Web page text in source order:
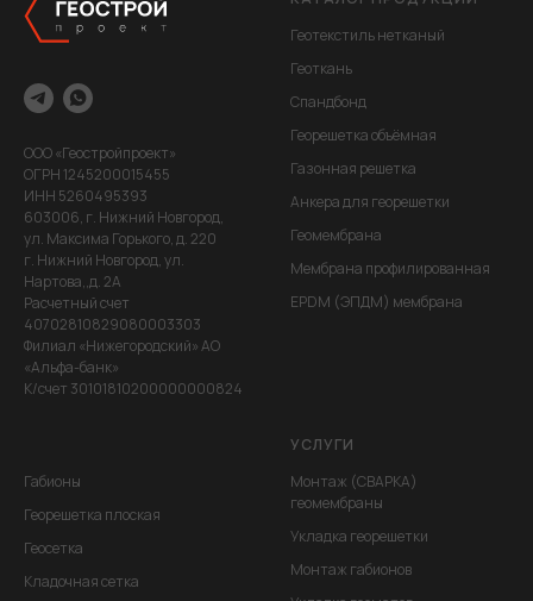
ООО «Геостройпроект»
ОГРН 1245200015455
ИНН 5260495393
603006, г. Нижний Новгород,
ул. Максима Горького, д. 220
г. Нижний Новгород, ул.
Нартова,,д. 2А
Расчетный счет
40702810829080003303
Филиал «Нижегородский» АО
«Альфа-банк»
К/счет 30101810200000000824
Геотекстиль нетканый
Геоткань
Спандбонд
Георешетка объёмная
Газонная решетка
Анкера для георешетки
Геомембрана
Мембрана профилированная
EPDM (ЭПДМ) мембрана
Габионы
Георешетка плоская
Геосетка
Кладочная сетка
УСЛУГИ
Монтаж (СВАРКА)
геомембраны
Укладка георешетки
Монтаж габионов